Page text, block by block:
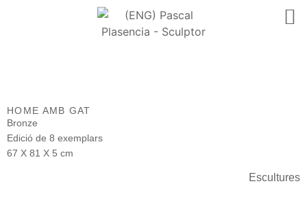
HOME AMB GAT
Bronze
Edició de 8 exemplars
67 X 81 X 5 cm
Escultures